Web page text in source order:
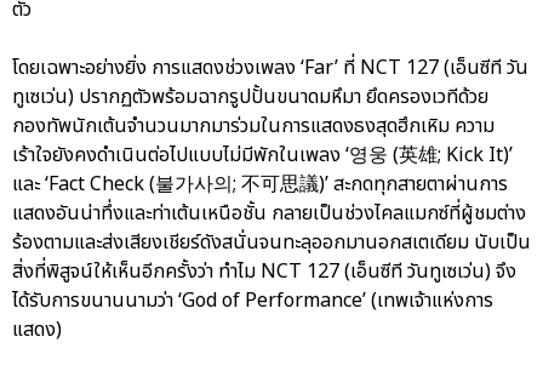
ตัว
โดยเฉพาะอย่างยิ่ง การแสดงช่วงเพลง ‘Far’ ที่ NCT 127 (เอ็นซีที วัน
ทูเซเว่น) ปรากฏตัวพร้อมฉากรูปปั้นขนาดมหึมา ยึดครองเวทีด้วย
กองทัพนักเต้นจำนวนมากมาร่วมในการแสดงธงสุดฮึกเหิม ความ
เร้าใจยังคงดำเนินต่อไปแบบไม่มีพักในเพลง ‘영웅 (英雄; Kick It)’
และ ‘Fact Check (불가사의; 不可思議)’ สะกดทุกสายตาผ่านการ
แสดงอันน่าทึ่งและท่าเต้นเหนือชั้น กลายเป็นช่วงไคลแมกซ์ที่ผู้ชมต่าง
ร้องตามและส่งเสียงเชียร์ดังสนั่นจนทะลุออกมานอกสเตเดียม นับเป็น
สิ่งที่พิสูจน์ให้เห็นอีกครั้งว่า ทำไม NCT 127 (เอ็นซีที วันทูเซเว่น) จึง
ได้รับการขนานนามว่า ‘God of Performance’ (เทพเจ้าแห่งการ
แสดง)